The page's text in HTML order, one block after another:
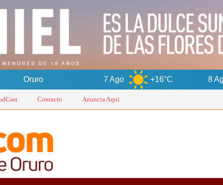
+16°C 8 Ago +15°C
Contacto Anuncia Aqui